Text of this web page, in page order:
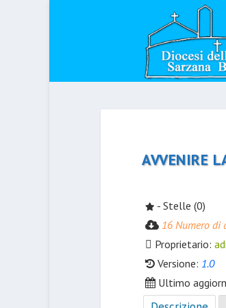
AVVENIRE
- Stelle (0)
16 Numero di
Proprietario:
Versione: 1.0
Ultimo